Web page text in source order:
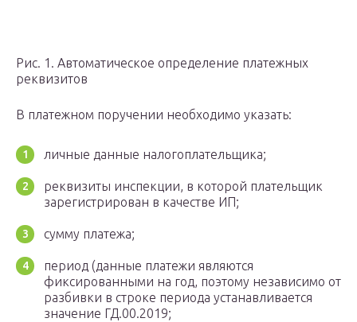
Рис. 1. Автоматическое определение платежных
реквизитов
В платежном поручении необходимо указать:
личные данные налогоплательщика;
реквизиты инспекции, в которой плательщик
зарегистрирован в качестве ИП;
сумму платежа;
период (данные платежи являются
фиксированными на год, поэтому независимо от
разбивки в строке периода устанавливается
значение ГД.00.2019;